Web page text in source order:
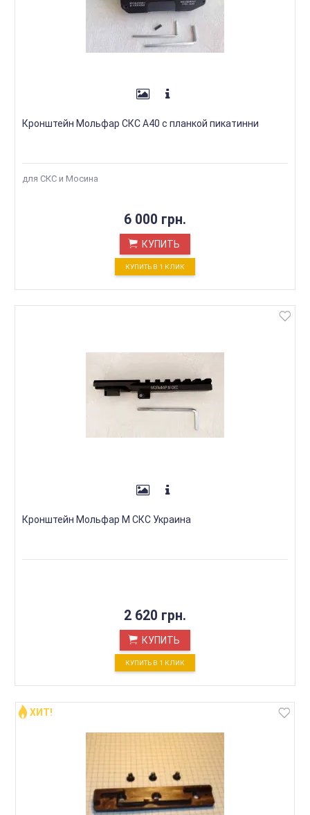
Кронштейн Мольфар СКС А40 с планкой пикатинни
для СКС и Мосина
6 000 грн.
КУПИТЬ
КУПИТЬ В 1 КЛИК
Кронштейн Мольфар М СКС Украина
2 620 грн.
КУПИТЬ
КУПИТЬ В 1 КЛИК
ХИТ!